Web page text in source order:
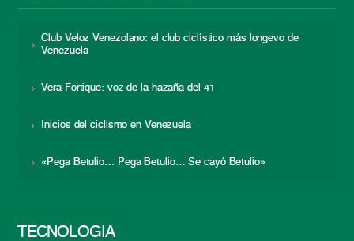
Club Veloz Venezolano: el club ciclístico más longevo de
Venezuela
Vera Fortique: voz de la hazaña del 41
Inicios del ciclismo en Venezuela
«Pega Betulio… Pega Betulio… Se cayó Betulio»
TECNOLOGÍA